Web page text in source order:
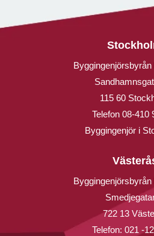
Byggingenjörsbyrån
115 60
Telefon 08-410
Byggingenjör i
Byggingenjörsbyrån
722 13
Telefon: 021 -